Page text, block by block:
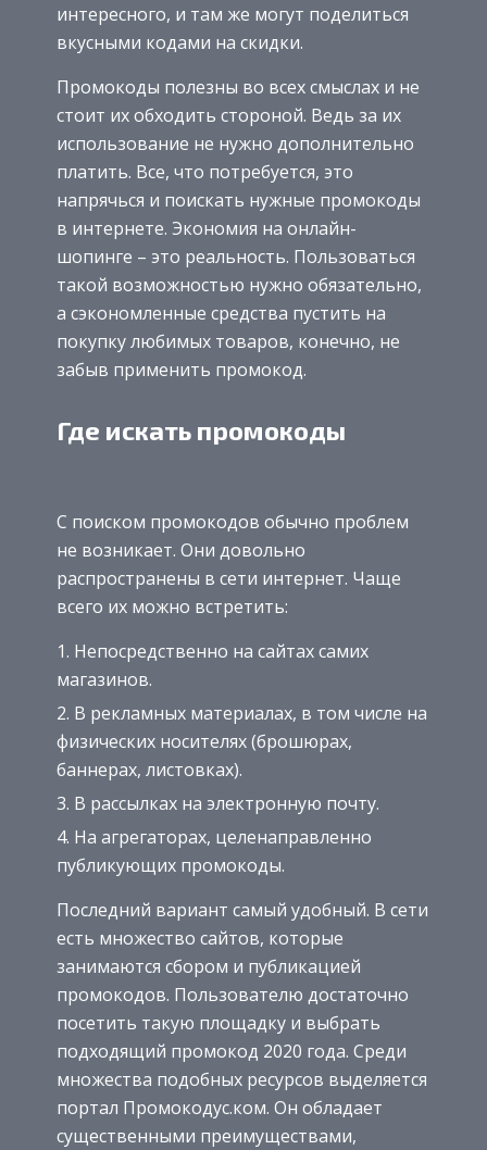
интересного, и там же могут поделиться
вкусными кодами на скидки.
Промокоды полезны во всех смыслах и не
стоит их обходить стороной. Ведь за их
использование не нужно дополнительно
платить. Все, что потребуется, это
напрячься и поискать нужные промокоды
в интернете. Экономия на онлайн-
шопинге – это реальность. Пользоваться
такой возможностью нужно обязательно,
а сэкономленные средства пустить на
покупку любимых товаров, конечно, не
забыв применить промокод.
Где искать промокоды
С поиском промокодов обычно проблем
не возникает. Они довольно
распространены в сети интернет. Чаще
всего их можно встретить:
Непосредственно на сайтах самих
магазинов.
В рекламных материалах, в том числе на
физических носителях (брошюрах,
баннерах, листовках).
В рассылках на электронную почту.
На агрегаторах, целенаправленно
публикующих промокоды.
Последний вариант самый удобный. В сети
есть множество сайтов, которые
занимаются сбором и публикацией
промокодов. Пользователю достаточно
посетить такую площадку и выбрать
подходящий промокод 2020 года. Среди
множества подобных ресурсов выделяется
портал Промокодус.ком. Он обладает
существенными преимуществами,